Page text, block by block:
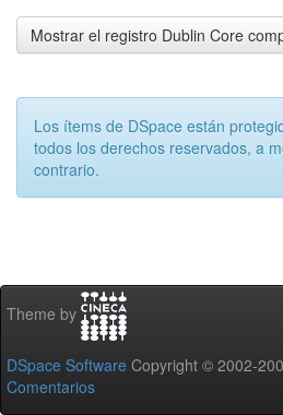
Mostrar el registro Dublin Core
Los ítems de DSpace están
todos los derechos reservados, a
contrario.
Theme by
DSpace Software Copyright © 2002-
Comentarios